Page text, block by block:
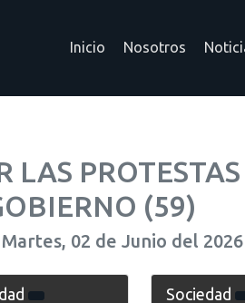
Inicio Nosotros
(59)
02 de Junio del 2026
Sociedad